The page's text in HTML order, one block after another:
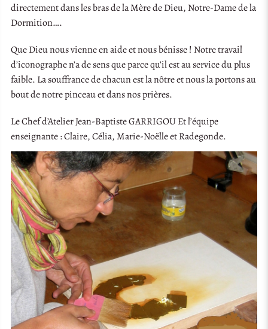
directement dans les bras de la Mère de Dieu, Notre-Dame de la
Dormition….
Que Dieu nous vienne en aide et nous bénisse ! Notre travail
d’iconographe n’a de sens que parce qu’il est au service du plus
faible. La souffrance de chacun est la nôtre et nous la portons au
bout de notre pinceau et dans nos prières.
Le Chef d’Atelier Jean-Baptiste GARRIGOU Et l’équipe
enseignante : Claire, Célia, Marie-Noëlle et Radegonde.